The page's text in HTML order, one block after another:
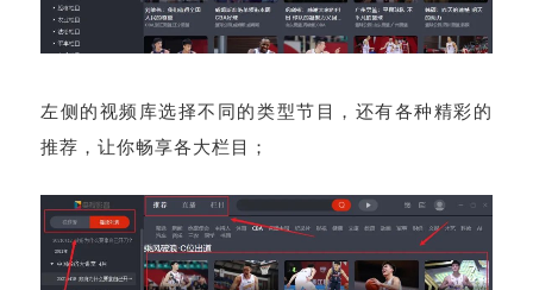
左侧的视频库选择不同的类型节目，还有各种精彩的
推荐，让你畅享各大栏目；